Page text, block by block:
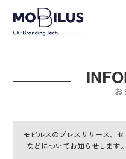
モビルスとは
導入事例
ユースケース
モビルスのプレスリリース、
などについてお知らせします